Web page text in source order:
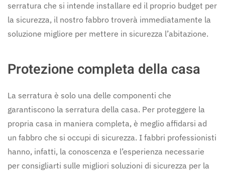
serratura che si intende installare ed il proprio budget per
la sicurezza, il nostro fabbro troverà immediatamente la
soluzione migliore per mettere in sicurezza l’abitazione.
Protezione completa della casa
La serratura è solo una delle componenti che
garantiscono la serratura della casa. Per proteggere la
propria casa in maniera completa, è meglio affidarsi ad
un fabbro che si occupi di sicurezza. I fabbri professionisti
hanno, infatti, la conoscenza e l’esperienza necessarie
per consigliarti sulle migliori soluzioni di sicurezza per la